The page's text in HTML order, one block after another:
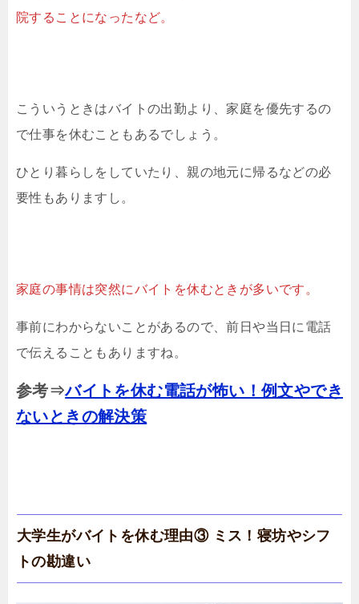
院することになったなど。
こういうときはバイトの出勤より、家庭を優先するの
で仕事を休むこともあるでしょう。
ひとり暮らしをしていたり、親の地元に帰るなどの必
要性もありますし。
家庭の事情は突然にバイトを休むときが多いです。
事前にわからないことがあるので、前日や当日に電話
で伝えることもありますね。
参考⇒バイトを休む電話が怖い！例文やでき
ないときの解決策
大学生がバイトを休む理由③ ミス！寝坊やシフ
トの勘違い